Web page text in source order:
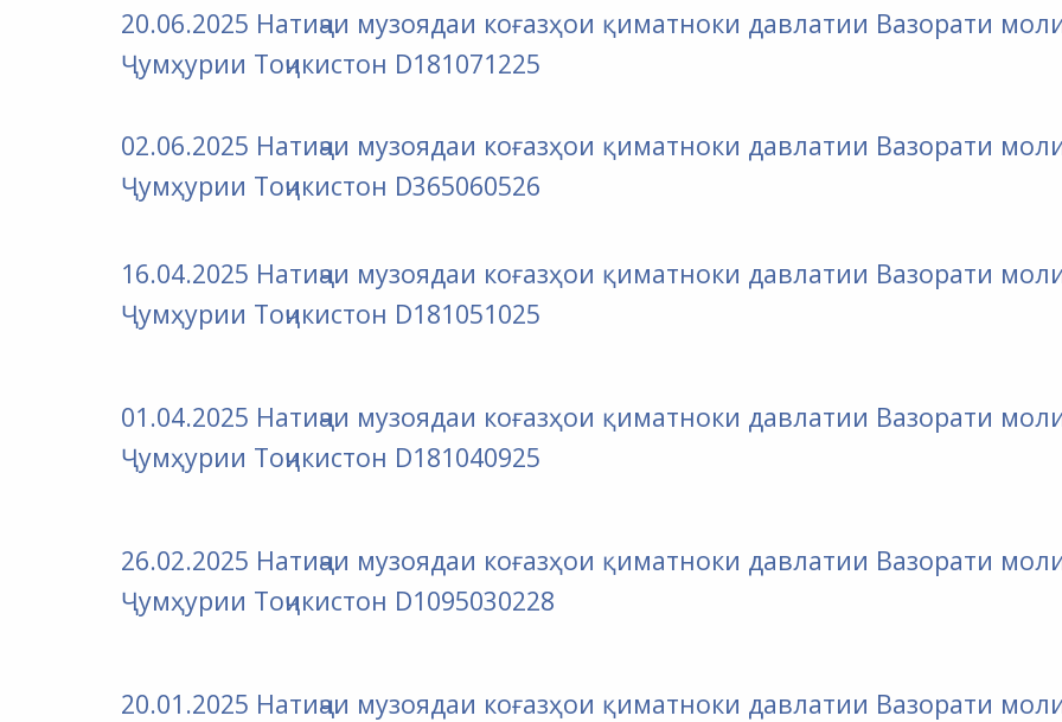
20.06.2025 Натиҷаи музоядаи коғазҳои қиматноки давлатии Вазорати
Ҷумҳурии Тоҷикистон D181071225
02.06.2025 Натиҷаи музоядаи коғазҳои қиматноки давлатии Вазорати
Ҷумҳурии Тоҷикистон D365060526
16.04.2025 Натиҷаи музоядаи коғазҳои қиматноки давлатии Вазорати
Ҷумҳурии Тоҷикистон D181051025
01.04.2025 Натиҷаи музоядаи коғазҳои қиматноки давлатии Вазорати
Ҷумҳурии Тоҷикистон D181040925
26.02.2025 Натиҷаи музоядаи коғазҳои қиматноки давлатии Вазорати
Ҷумҳурии Тоҷикистон D1095030228
20.01.2025 Натиҷаи музоядаи коғазҳои қиматноки давлатии Вазорати